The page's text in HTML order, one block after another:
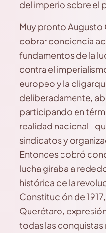
del imperio sobre el
Muy pronto Augusto
cobrar conciencia
fundamentos de la
contra el
europeo y la
deliberadamente,
participando en
realidad nacional
sindicatos y
Entonces cobró
lucha giraba
histórica de la
Constitución de
Querétaro,
todas las conquistas